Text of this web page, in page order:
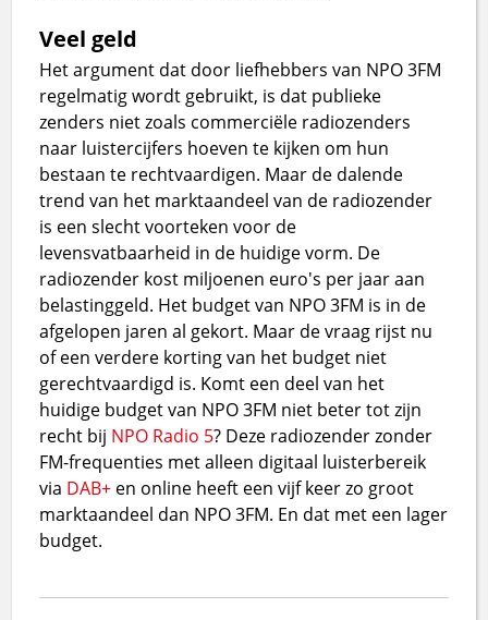
Veel geld
Het argument dat door liefhebbers van NPO 3FM
regelmatig wordt gebruikt, is dat publieke
zenders niet zoals commerciële radiozenders
naar luistercijfers hoeven te kijken om hun
bestaan te rechtvaardigen. Maar de dalende
trend van het marktaandeel van de radiozender
is een slecht voorteken voor de
levensvatbaarheid in de huidige vorm. De
radiozender kost miljoenen euro's per jaar aan
belastinggeld. Het budget van NPO 3FM is in de
afgelopen jaren al gekort. Maar de vraag rijst nu
of een verdere korting van het budget niet
gerechtvaardigd is. Komt een deel van het
huidige budget van NPO 3FM niet beter tot zijn
recht bij NPO Radio 5? Deze radiozender zonder
FM-frequenties met alleen digitaal luisterbereik
via DAB+ en online heeft een vijf keer zo groot
marktaandeel dan NPO 3FM. En dat met een lager
budget.